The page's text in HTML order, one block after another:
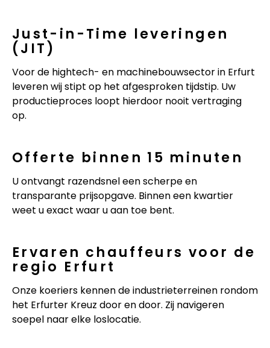
Just-in-Time leveringen
(JIT)
Voor de hightech- en machinebouwsector in Erfurt
leveren wij stipt op het afgesproken tijdstip. Uw
productieproces loopt hierdoor nooit vertraging
op.
Offerte binnen 15 minuten
U ontvangt razendsnel een scherpe en
transparante prijsopgave. Binnen een kwartier
weet u exact waar u aan toe bent.
Ervaren chauffeurs voor de
regio Erfurt
Onze koeriers kennen de industrieterreinen rondom
het Erfurter Kreuz door en door. Zij navigeren
soepel naar elke loslocatie.